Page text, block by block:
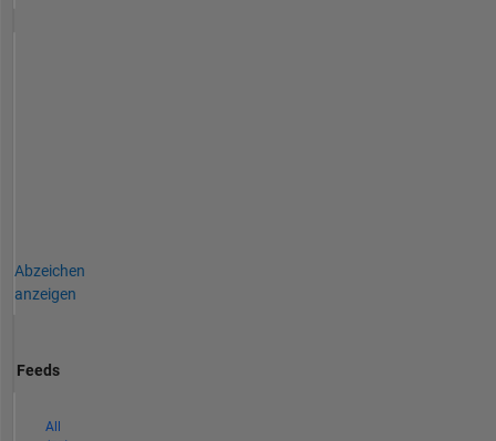
Abzeichen
anzeigen
Feeds
All